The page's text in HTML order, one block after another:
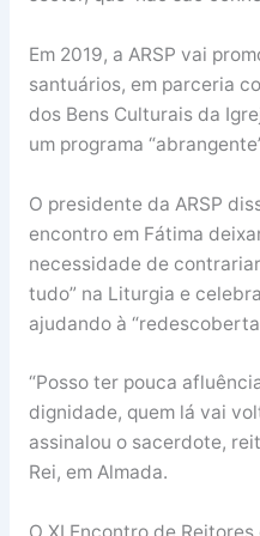
Em 2019, a ARSP vai
santuários, em parceria
dos Bens Culturais da
um programa
O presidente da ARSP
encontro em Fátima
necessidade de
tudo” na Liturgia e
ajudando à
“Posso ter pouca
dignidade, quem lá vai
assinalou o sacerdote,
Rei, em Almada.